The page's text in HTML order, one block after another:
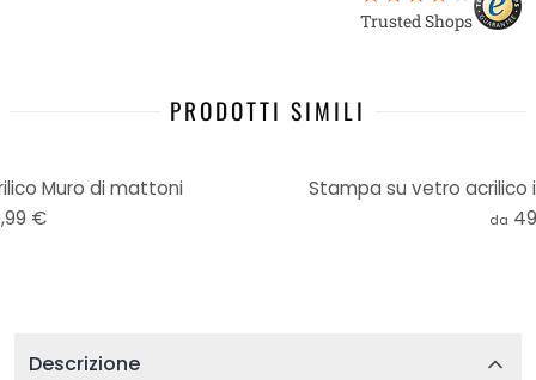
Trusted Shops
PRODOTTI SIMILI
Muro di mattoni
€
Stampa su vetro acrilico
da
Descrizione